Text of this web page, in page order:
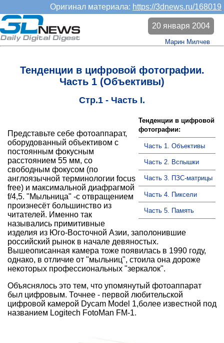
Оригинал материала: https://3dnews.ru/168019
Тенденции в цифровой фотографии.
Часть 1 (Объективы)
20 января 2004
Марин Милчев
Стр.1 - Часть I.
Тенденции в цифровой
фотографии:
Часть 1. Объективы
Часть 2. Вспышки
Часть 3. ПЗС-матрицы
Часть 4. Пиксели
Часть 5. Память
Представьте себе фотоаппарат,
оборудованный объективом с
постоянным фокусным
расстоянием 55 мм, со
свободным фокусом (по
англоязычной терминологии focus
free) и максимальной диафрагмой
f/4,5. "Мыльница" -с отвращением
произнесёт большинство из
читателей. Именно так
назывались примитивные
изделия из Юго-Восточной Азии, заполонившие
российский рынок в начале девяностых.
Вышеописанная камера тоже появилась в 1990 году,
однако, в отличие от "мыльниц", стоила она дороже
некоторых профессиональных "зеркалок".
Объяснялось это тем, что упомянутый фотоаппарат
был цифровым. Точнее - первой любительской
цифровой камерой Dycam Model 1,более известной под
названием Logitech FotoMan FM-1.